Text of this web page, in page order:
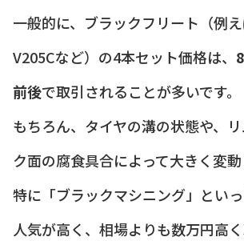
一般的に、ブラックフリート（例
V205Cなど）の4本セット価格は、
前後で取引されることが多いです。
もちろん、タイヤの溝の状態や、
ク面の腐食具合によって大きく変動
特に「ブラックマシニング」とい
人気が高く、相場よりも数万円高